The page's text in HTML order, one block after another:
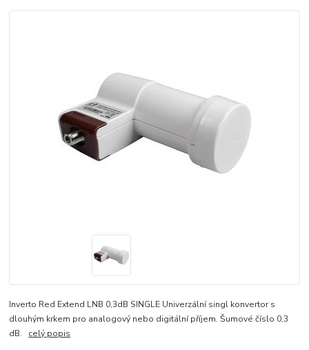
Inverto Red Extend LNB 0,3dB SINGLE Univerzální singl konvertor s
dlouhým krkem pro analogový nebo digitální příjem. Šumové číslo 0,3
dB. celý popis